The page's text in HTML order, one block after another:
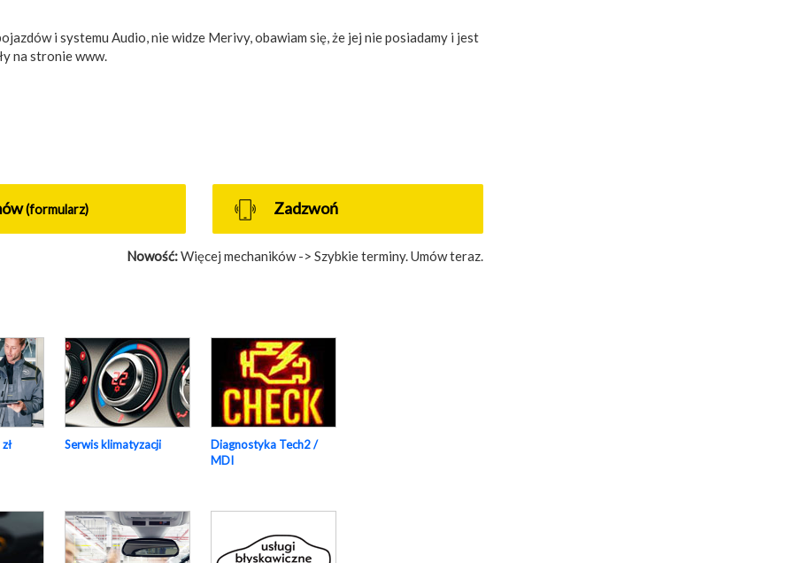
i systemu Audio, nie widze Merivy, obawiam się, że jej nie posiadamy i jest
na stronie www.
(formularz) Zadzwoń
Nowość:Więcej mechaników -> Szybkie terminy. Umów teraz.
Serwis klimatyzacji
Diagnostyka Tech2 /
MDI